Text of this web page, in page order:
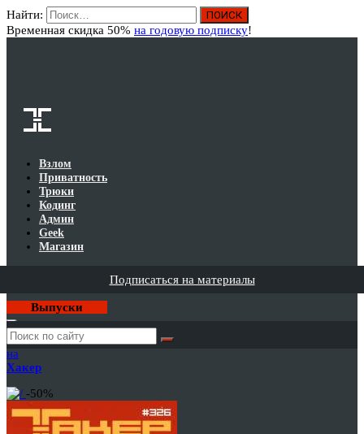
Найти:
Временная скидка 50% на годовую подписку!
Взлом
Приватность
Трюки
Кодинг
Админ
Geek
Магазин
Подписаться на материалы
Выпуски
Годовая
подписка
на
Хакер
-50%